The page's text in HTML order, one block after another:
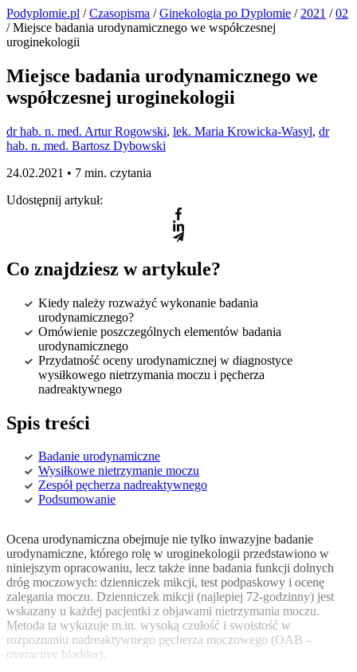
Podyplomie.pl /Czasopisma /Ginekologia po Dyplomie / 2021 /02
/ Miejsce badania urodynamicznego we współczesnej
uroginekologii
Miejsce badania urodynamicznego we
współczesnej uroginekologii
dr hab. n. med. Artur Rogowski, lek. Maria Krowicka-Wasyl, dr
hab. n. med. Bartosz Dybowski
24.02.2021 • 7 min. czytania
Udostępnij artykuł:
Co znajdziesz w artykule?
Kiedy należy rozważyć wykonanie badania
urodynamicznego?
Omówienie poszczególnych elementów badania
urodynamicznego
Przydatność oceny urodynamicznej w diagnostyce
wysiłkowego nietrzymania moczu i pęcherza
nadreaktywnego
Spis treści
Badanie urodynamiczne
Wysiłkowe nietrzymanie moczu
Zespół pęcherza nadreaktywnego
Podsumowanie
Ocena urodynamiczna obejmuje nie tylko inwazyjne badanie
urodynamiczne, którego rolę w uroginekologii przedstawiono w
niniejszym opracowaniu, lecz także inne badania funkcji dolnych
dróg moczowych: dzienniczek mikcji, test podpaskowy i ocenę
zalegania moczu. Dzienniczek mikcji (najlepiej 72-godzinny) jest
wskazany u każdej pacjentki z objawami nietrzymania moczu.
Metoda ta wykazuje m.in. wysoką czułość i swoistość w
rozpoznaniu nadreaktywnego pęcherza moczowego (OAB –
overactive bladder).